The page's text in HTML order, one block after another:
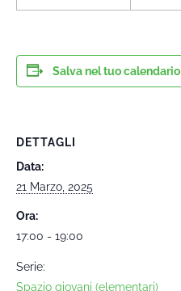
Salva nel tuo calendario
DETTAGLI
Data:
21 Marzo, 2025
Ora:
17:00 - 19:00
Serie:
Spazio giovani (elementari)